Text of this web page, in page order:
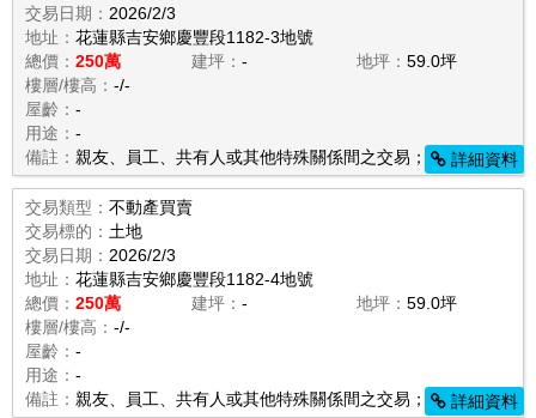
交易日期： 2026/2/3
地址： 花蓮縣吉安鄉慶豐段1182-3地號
總價： 250萬 建坪： - 地坪：59.0坪
樓層/樓高： -/-
屋齡： -
用途： -
備註： 親友、員工、共有人或其他特殊關係間之交易； 詳細資料
交易類型： 不動產買賣
交易標的： 土地
交易日期： 2026/2/3
地址： 花蓮縣吉安鄉慶豐段1182-4地號
總價： 250萬 建坪： - 地坪：59.0坪
樓層/樓高： -/-
屋齡： -
用途： -
備註： 親友、員工、共有人或其他特殊關係間之交易； 詳細資料